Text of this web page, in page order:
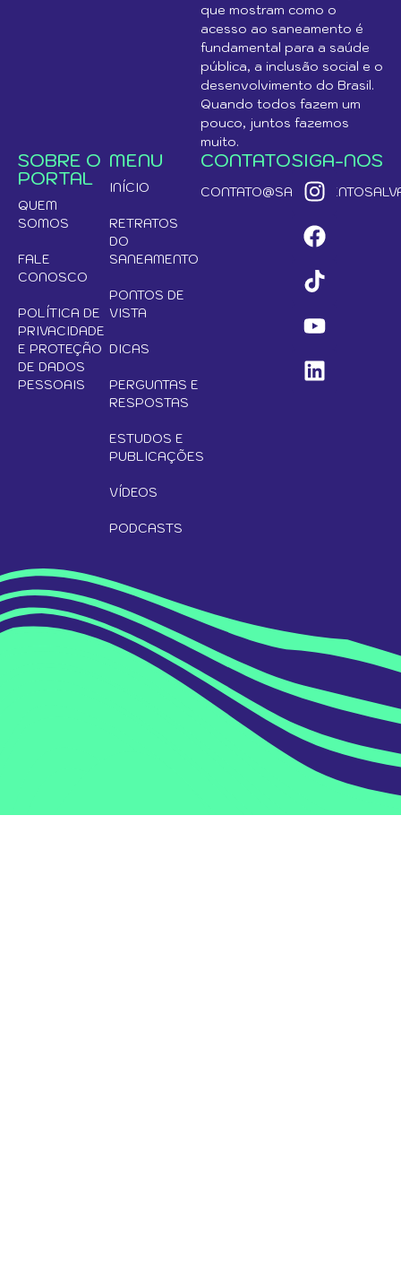
que mostram como o
acesso ao saneamento é
fundamental para a saúde
pública, a inclusão social e o
desenvolvimento do Brasil.
Quando todos fazem um
pouco, juntos fazemos
muito.
SOBRE O
PORTAL
QUEM
SOMOS
FALE
CONOSCO
POLÍTICA DE
PRIVACIDADE
E PROTEÇÃO
DE DADOS
PESSOAIS
MENU
INÍCIO
RETRATOS
DO
SANEAMENTO
PONTOS DE
VISTA
DICAS
PERGUNTAS E
RESPOSTAS
ESTUDOS E
PUBLICAÇÕES
VÍDEOS
PODCASTS
CONTATOSIGA-NOS